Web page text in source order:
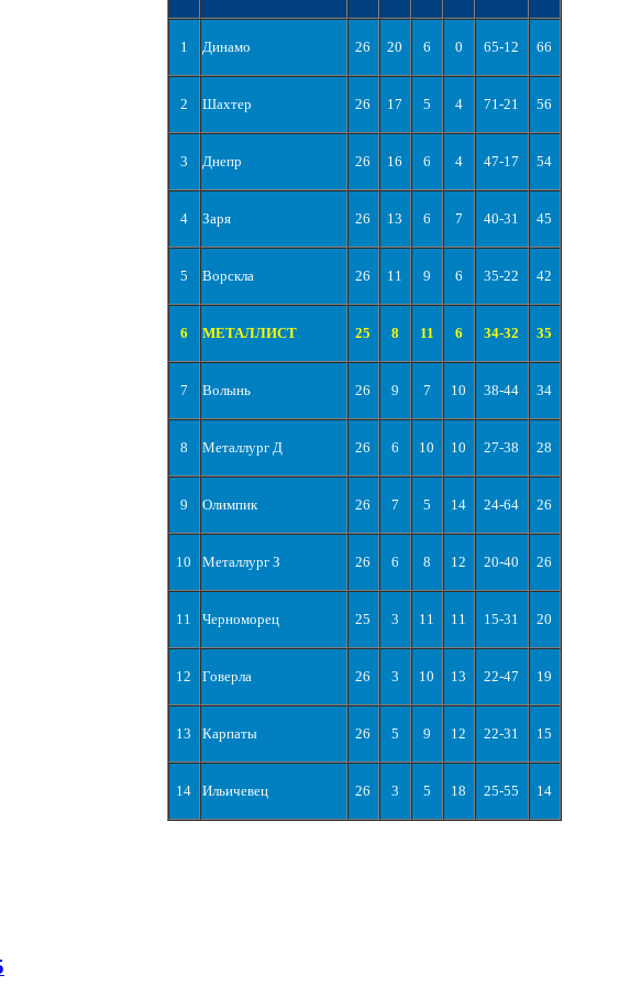
1 Динамо 26 20 6 0 65-12 66
2 Шахтер 26 17 5 4 71-21 56
3 Днепр 26 16 6 4 47-17 54
4 Заря 26 13 6 7 40-31 45
5 Ворскла 26 11 9 6 35-22 42
6 МЕТАЛЛИСТ 25 8 11 6 34-32 35
7 Волынь 26 9 7 10 38-44 34
8 Металлург Д 26 6 10 10 27-38 28
9 Олимпик 26 7 5 14 24-64 26
10 Металлург З 26 6 8 12 20-40 26
11 Черноморец 25 3 11 11 15-31 20
12 Говерла 26 3 10 13 22-47 19
13 Карпаты 26 5 9 12 22-31 15
14 Ильичевец 26 3 5 18 25-55 14